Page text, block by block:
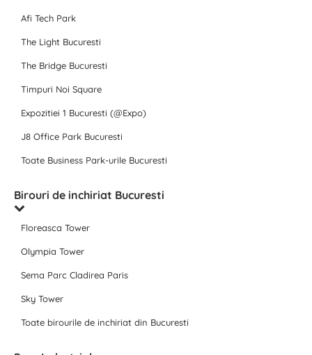
Afi Tech Park
The Light Bucuresti
The Bridge Bucuresti
Timpuri Noi Square
Expozitiei 1 Bucuresti (@Expo)
J8 Office Park Bucuresti
Toate Business Park-urile Bucuresti
Birouri de inchiriat Bucuresti
Floreasca Tower
Olympia Tower
Sema Parc Cladirea Paris
Sky Tower
Toate birourile de inchiriat din Bucuresti